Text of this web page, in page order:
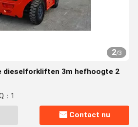
2/3
dieselforkliften 3m hefhoogte 2
：1
Contact nu